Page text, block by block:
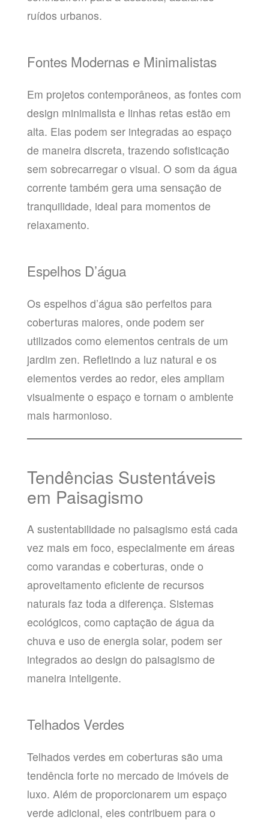
ruídos urbanos.
Fontes Modernas e Minimalistas
Em projetos contemporâneos, as fontes com
design minimalista e linhas retas estão em
alta. Elas podem ser integradas ao espaço
de maneira discreta, trazendo sofisticação
sem sobrecarregar o visual. O som da água
corrente também gera uma sensação de
tranquilidade, ideal para momentos de
relaxamento.
Espelhos D’água
Os espelhos d’água são perfeitos para
coberturas maiores, onde podem ser
utilizados como elementos centrais de um
jardim zen. Refletindo a luz natural e os
elementos verdes ao redor, eles ampliam
visualmente o espaço e tornam o ambiente
mais harmonioso.
Tendências Sustentáveis
em Paisagismo
A sustentabilidade no paisagismo está cada
vez mais em foco, especialmente em áreas
como varandas e coberturas, onde o
aproveitamento eficiente de recursos
naturais faz toda a diferença. Sistemas
ecológicos, como captação de água da
chuva e uso de energia solar, podem ser
integrados ao design do paisagismo de
maneira inteligente.
Telhados Verdes
Telhados verdes em coberturas são uma
tendência forte no mercado de imóveis de
luxo. Além de proporcionarem um espaço
verde adicional, eles contribuem para o